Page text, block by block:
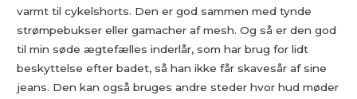
varmt til cykelshorts. Den er god sammen med tynde
strømpebukser eller gamacher af mesh. Og så er den god
til min søde ægtefælles inderlår, som har brug for lidt
beskyttelse efter badet, så han ikke får skavesår af sine
jeans. Den kan også bruges andre steder hvor hud møder